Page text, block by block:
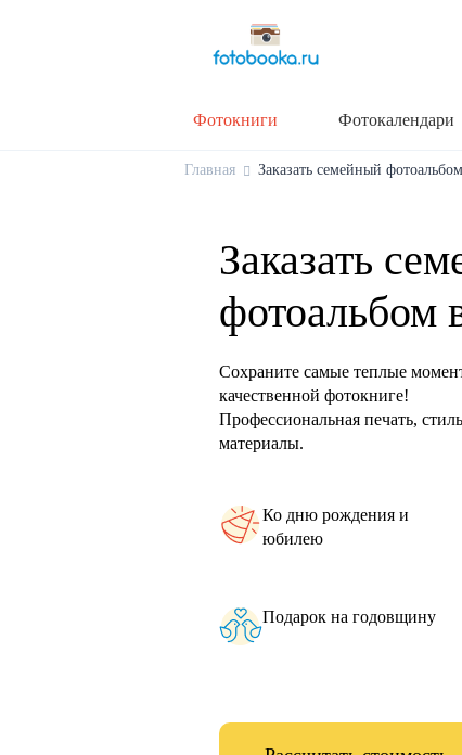
Фотокниги Фотокалендари
Главная Заказать семейный
Заказать
фотоальбом
Сохраните самые теплые
качественной фотокниге!
Профессиональная печать,
материалы.
Ко дню рождения и
юбилею
Подарок на годовщину